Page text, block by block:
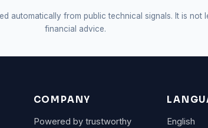
automatically from public technical signals. It is not
financial advice.
COMPANY
Powered by trustworthy English